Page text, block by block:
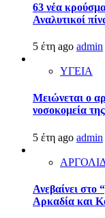
63 νέα
Αναλυτικοί
5 έτη ago admin
ΥΓΕΙΑ
Μειώνεται ο
νοσοκομεία
5 έτη ago admin
Ανεβαίνει στο
Αρκαδία και